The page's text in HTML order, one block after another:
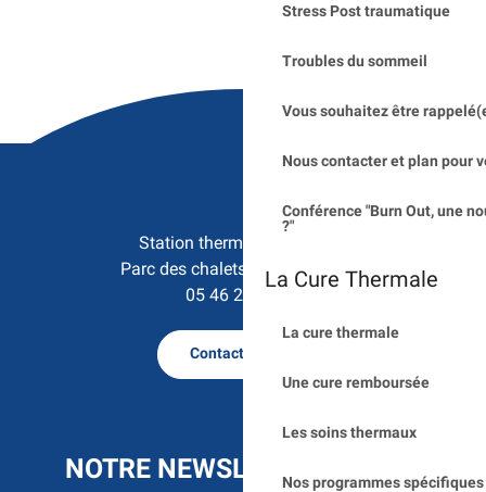
Stress Post traumatique
Troubles du sommeil
Vous souhaitez être
Nous contacter et plan pour
Conférence "Burn Out, une
?"
La Cure Thermale
La cure thermale
Une cure remboursée
Les soins thermaux
Nos programmes
Station thermale de Saujon
Parc des chalets - 17600 Saujon
05 46 23 50 15
Contactez nous
NOTRE NEWSLETTER